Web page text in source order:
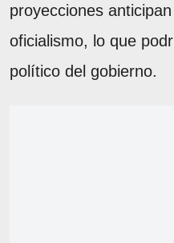
proyecciones
oficialismo, lo que
político del gobierno.